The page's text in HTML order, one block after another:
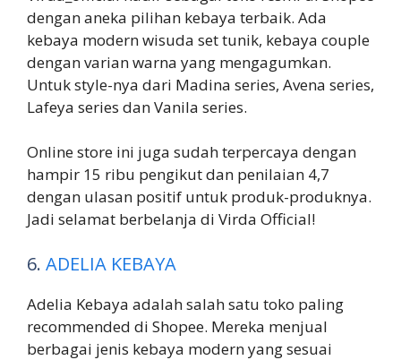
dengan aneka pilihan kebaya terbaik. Ada
kebaya modern wisuda set tunik, kebaya couple
dengan varian warna yang mengagumkan.
Untuk style-nya dari Madina series, Avena series,
Lafeya series dan Vanila series.
Online store ini juga sudah terpercaya dengan
hampir 15 ribu pengikut dan penilaian 4,7
dengan ulasan positif untuk produk-produknya.
Jadi selamat berbelanja di Virda Official!
6. ADELIA KEBAYA
Adelia Kebaya adalah salah satu toko paling
recommended di Shopee. Mereka menjual
berbagai jenis kebaya modern yang sesuai